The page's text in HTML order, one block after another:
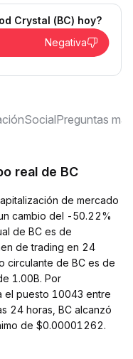
Crystal (BC) hoy?
Negativa
SocialPreguntas
real de BC
de mercado
cambio del -50.22%
de BC es de
de trading en 24
circulante de BC es de
1.00B. Por
el puesto 10043 entre
24 horas, BC alcanzó
de $0.00001262.